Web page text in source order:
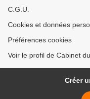
C.G.U.
Cookies et données
Préférences cookies
Voir le profil de Cabinet
Créer